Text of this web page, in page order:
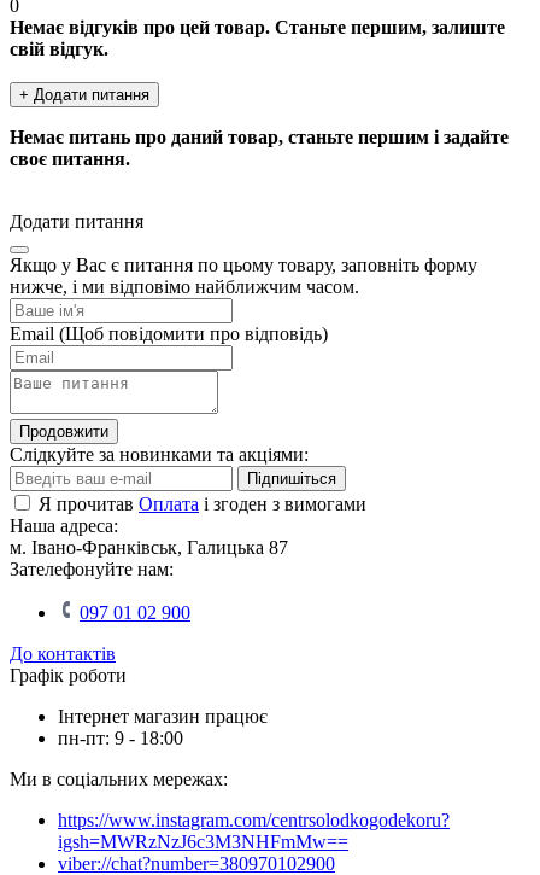
0
Немає відгуків про цей товар. Станьте першим, залиште
свій відгук.
+ Додати питання
Немає питань про даний товар, станьте першим і задайте
своє питання.
Додати питання
Якщо у Вас є питання по цьому товару, заповніть форму
нижче, і ми відповімо найближчим часом.
Email (Щоб повідомити про відповідь)
Продовжити
Слідкуйте за новинками та акціями:
Підпишіться
Я прочитав Оплата і згоден з вимогами
Наша адреса:
м. Івано-Франківськ, Галицька 87
Зателефонуйте нам:
097 01 02 900
До контактів
Графік роботи
Інтернет магазин працює
пн-пт: 9 - 18:00
Ми в соціальних мережах:
https://www.instagram.com/centrsolodkogodekoru?
igsh=MWRzNzJ6c3M3NHFmMw==
viber://chat?number=380970102900